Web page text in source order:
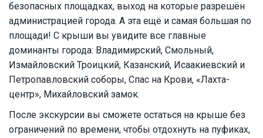
безопасных площадках, выход на которые разрешён
администрацией города. А эта ещё и самая большая по
площади! С крыши вы увидите все главные
доминанты города: Владимирский, Смольный,
Измайловский Троицкий, Казанский, Исаакиевский и
Петропавловский соборы, Спас на Крови, «Лахта-
центр», Михайловский замок.
После экскурсии вы сможете остаться на крыше без
ограничений по времени, чтобы отдохнуть на пуфиках,